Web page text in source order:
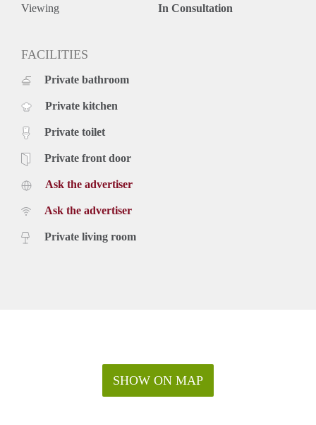
Viewing In Consultation
FACILITIES
Private bathroom
Private kitchen
Private toilet
Private front door
Ask the advertiser
Ask the advertiser
Private living room
SHOW ON MAP